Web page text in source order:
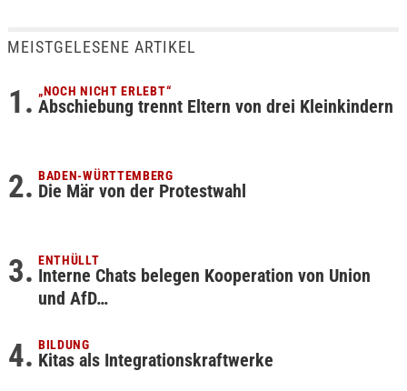
MEISTGELESENE ARTIKEL
„NOCH NICHT ERLEBT“
Abschiebung trennt Eltern von drei Kleinkindern
BADEN-WÜRTTEMBERG
Die Mär von der Protestwahl
ENTHÜLLT
Interne Chats belegen Kooperation von Union
und AfD…
BILDUNG
Kitas als Integrationskraftwerke